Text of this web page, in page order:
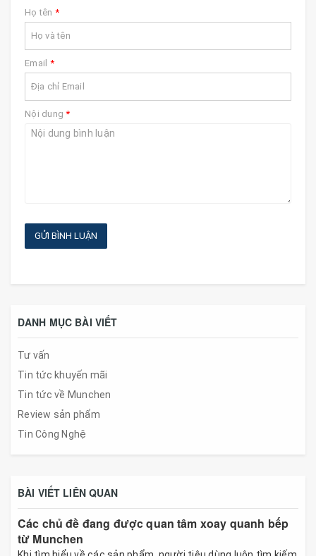
Họ tên *
Email *
Nội dung*
GỬI BÌNH LUẬN
DANH MỤC BÀI VIẾT
Tư vấn
Tin tức khuyến mãi
Tin tức về Munchen
Review sản phẩm
Tin Công Nghệ
BÀI VIẾT LIÊN QUAN
Các chủ đề đang được quan tâm xoay quanh bếp
từ Munchen